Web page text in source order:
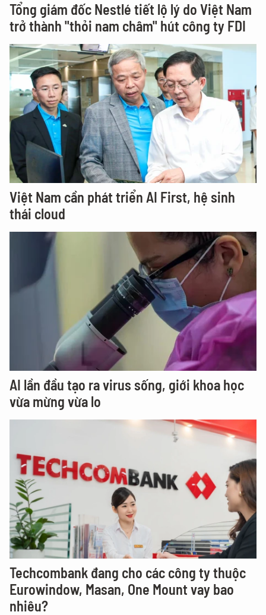
Tổng giám đốc Nestlé tiết lộ lý do Việt Nam
trở thành "thỏi nam châm" hút công ty FDI
Việt Nam cần phát triển AI First, hệ sinh
thái cloud
AI lần đầu tạo ra virus sống, giới khoa học
vừa mừng vừa lo
Techcombank đang cho các công ty thuộc
Eurowindow, Masan, One Mount vay bao
nhiêu?